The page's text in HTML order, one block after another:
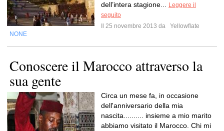
dell’intera stagione...
Leggere il
seguito
Il 25 novembre 2013 da
Yellowflate
NONE
Conoscere il Marocco attraverso la
sua gente
Circa un mese fa, in occasione
dell'anniversario della mia
nascita.......... insieme a mio marito
abbiamo visitato il Marocco. Chi mi